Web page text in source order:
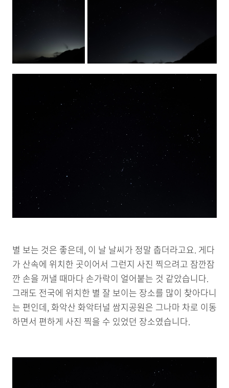
별 보는 것은 좋은데, 이 날 날씨가 정말 춥더라고요. 게다
가 산속에 위치한 곳이어서 그런지 사진 찍으려고 잠깐잠
깐 손을 꺼낼 때마다 손가락이 얼어붙는 것 같았습니다.
그래도 전국에 위치한 별 잘 보이는 장소를 많이 찾아다니
는 편인데, 화악산 화악터널 쌈지공원은 그나마 차로 이동
하면서 편하게 사진 찍을 수 있었던 장소였습니다.